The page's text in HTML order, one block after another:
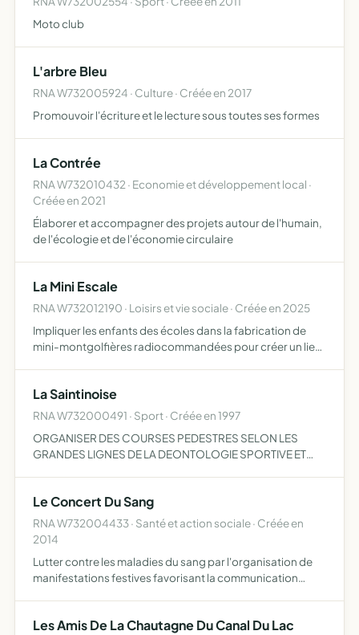
Moto club
L'arbre Bleu
RNA W732005924 · Culture · Créée en 2017
Promouvoir l'écriture et le lecture sous toutes ses formes
La Contrée
RNA W732010432 · Economie et développement local ·
Créée en 2021
Élaborer et accompagner des projets autour de l'humain,
de l'écologie et de l'économie circulaire
La Mini Escale
RNA W732012190 · Loisirs et vie sociale · Créée en 2025
Impliquer les enfants des écoles dans la fabrication de
mini-montgolfières radiocommandées pour créer un lien
La Saintinoise
RNA W732000491 · Sport · Créée en 1997
ORGANISER DES COURSES PEDESTRES SELON LES
GRANDES LIGNES DE LA DEONTOLOGIE SPORTIVE ET
AMATEURS PAR LE BIAIS DE COMPETITIONS CONVIVIALE…
Le Concert Du Sang
RNA W732004433 · Santé et action sociale · Créée en
2014
Lutter contre les maladies du sang par l'organisation de
manifestations festives favorisant la communication
Les Amis De La Chautagne Du Canal Du Lac